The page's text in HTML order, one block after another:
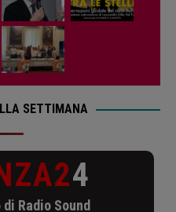
SETTIMANA
4
Radio Sound